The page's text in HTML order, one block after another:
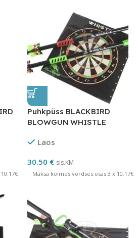
Puhkpüss BLACKBIRD
BLOWGUN WHISTLE
Laos
30.50 € sis.KM
Maksa kolmes võrdses osas 3 x 10.17€